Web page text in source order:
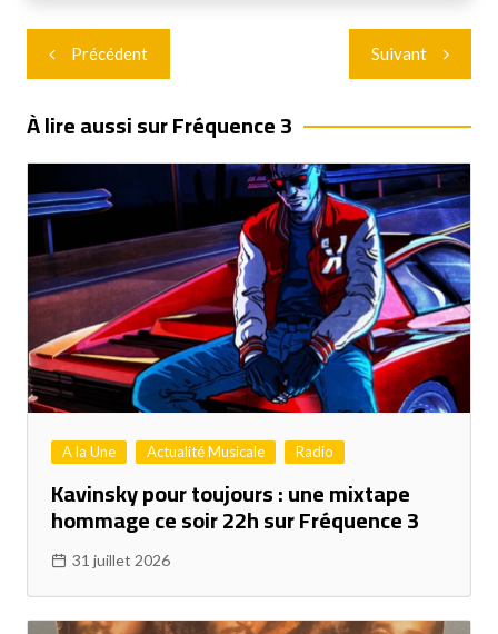
Navigation
de
l’article
Précédent Suivant
À lire aussi sur Fréquence 3
A la Une Actualité Musicale Radio
Kavinsky pour toujours : une mixtape
hommage ce soir 22h sur Fréquence 3
31 juillet 2026